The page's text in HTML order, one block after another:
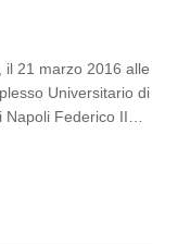
il 21 marzo 2016 alle
Universitario di
Napoli Federico II…